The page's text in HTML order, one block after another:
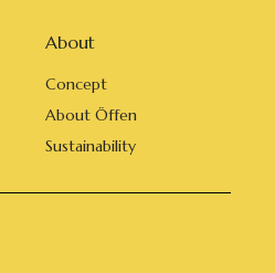
About
Concept
About Öffen
Sustainability